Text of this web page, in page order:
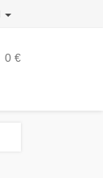
0 €